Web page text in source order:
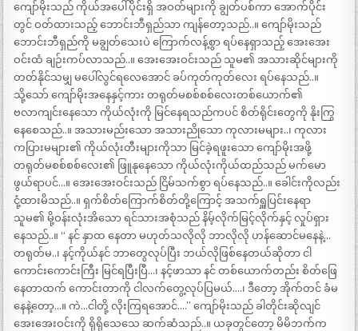
ကျော်မိုးသည် ကိုယ်အပေါ်ပိုင်းရှိ အဝတ်များကို ချွတ်ပစ်ကာ အောက်ပိုင်း
တွင် ဝတ်ထားသည့် ဘောင်းဘီရှည်သာ ကျန်တော့သည်..။ ကျော်မိုးသည်
ဘောင်းဘီရှည်ကို မချွတ်သေးပဲ ကြောက်လန့်စွာ ရပ်နေရှာသည့် အေးအေး
ဝင်းထံ ချဉ်းကပ်လာသည်..။ အေးအေးဝင်းသည် သူမ၏ အသားဆိုင်များကို
တတ်နိုင်သမျှ မပေါ်လွင်ရလေအောင် ခပ်ကုတ်ကုတ်လေး ရပ်နေသည်..။
သို့သော် ကျော်မိုးအနေနှင့်ကား တရုတ်မစစ်စစ်လေးတစ်ယောက်၏
ဗလာကျင်းနေသော ကိုယ်လုံးကို မြင်နေရသည်ကပင် စိတ်ရိုင်းတွေကို နိုးကြွ
နေစေသည်..။ အသားမည်းသော အသားညိုသော ကုလားမများ..၊ ကုလား
ကပြားမများ၏ ကိုယ်လုံးတီးများကိုသာ မြင်ခဲ့ရဖူးသော ကျော်မိုးအဖို့
တရုတ်မစစ်စစ်လေး၏ ဖြူနုနေသော ကိုယ်လုံးကိုယ်ထည်သည် မက်မော
ဖွယ်ရာပင်…။ အေးအေးဝင်းသည် ငြိမ်သက်စွာ ရပ်နေသည်..။ ခေါင်းကိုလည်း
ငုံ့ထားမိသည်..။ ရှက်စိတ်ကြောက်စိတ်တို့ကြောင့် အသက်ရှူပြင်းနေရာ
သူမ၏ မို့ဝန်းလုံးအိသော ရင်သားအစုံသည် နိမ့်လိုက်မြင့်လိုက်နှင့် လှုပ်ရှား
နေသည်..။ “ နင် နှာထ နေတာ မဟုတ်သလိုလို ဘာလိုလို ဟန်ဆောင်မနေနဲ့…
တရုတ်မ..၊ နင့်ကိုယ်နင် ဘာတွေလုပ်ပြီး ဘယ်လိုဖြစ်နေတယ်ဆိုတာ ငါ
ကောင်းကောင်းကြီး မြင်ရပြီးပြီ…၊ နင့်ဖာသာ နင် တစ်ယောက်တည်း စိတ်ဖြေ
နေတာထက် ကောင်းတာကို ငါလက်တွေ့လုပ်ပြမယ်….၊ ဒီတော့ အိုက်တင် ခံမ
နေနဲ့တော့…။ ကဲ…ငါတို့ လိုးကြရအောင်….” ကျော်မိုးသည် ခါတိုင်းဆိုလျင်
အေးအေးဝင်းကို ရိုရိုသေသေ ဆက်ဆံသည်..။ ယခုတွင်တော့ မိမိဘက်က